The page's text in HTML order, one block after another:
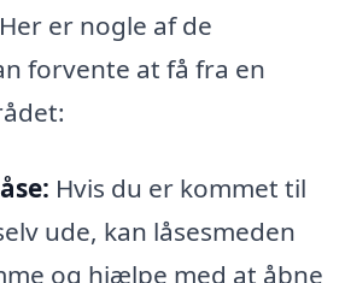
er nogle af de
forvente at få fra en
Hvis du er kommet til
ude, kan låsesmeden
og hjælpe med at åbne